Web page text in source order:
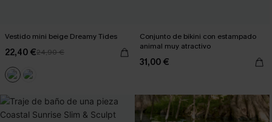
Vestido mini beige Dreamy Tides
22,40 €24,90 €
Conjunto de bikini con estampado
animal muy atractivo
31,00 €